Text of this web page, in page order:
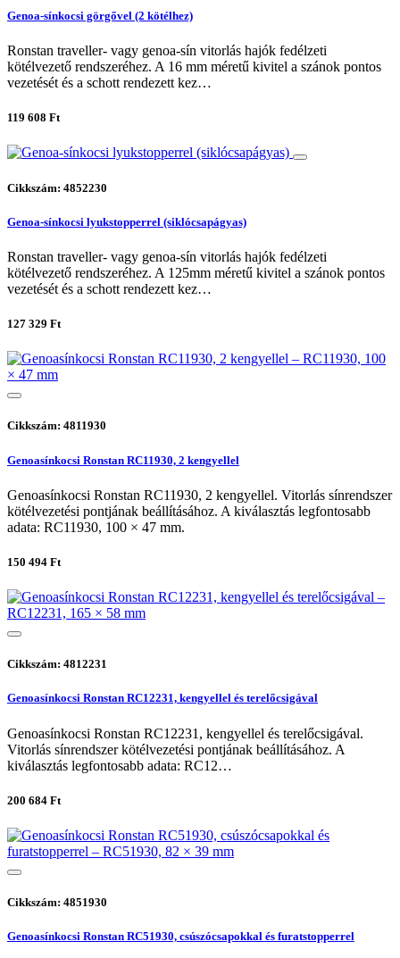
Genoa-sínkocsi görgővel (2 kötélhez)
Ronstan traveller- vagy genoa-sín vitorlás hajók fedélzeti
kötélvezető rendszeréhez. A 16 mm méretű kivitel a szánok pontos
vezetését és a schott rendezett kez…
119 608 Ft
Cikkszám: 4852230
Genoa-sínkocsi lyukstopperrel (siklócsapágyas)
Ronstan traveller- vagy genoa-sín vitorlás hajók fedélzeti
kötélvezető rendszeréhez. A 125mm méretű kivitel a szánok pontos
vezetését és a schott rendezett kez…
127 329 Ft
Cikkszám: 4811930
Genoasínkocsi Ronstan RC11930, 2 kengyellel
Genoasínkocsi Ronstan RC11930, 2 kengyellel. Vitorlás sínrendszer
kötélvezetési pontjának beállításához. A kiválasztás legfontosabb
adata: RC11930, 100 × 47 mm.
150 494 Ft
Cikkszám: 4812231
Genoasínkocsi Ronstan RC12231, kengyellel és terelőcsigával
Genoasínkocsi Ronstan RC12231, kengyellel és terelőcsigával.
Vitorlás sínrendszer kötélvezetési pontjának beállításához. A
kiválasztás legfontosabb adata: RC12…
200 684 Ft
Cikkszám: 4851930
Genoasínkocsi Ronstan RC51930, csúszócsapokkal és furatstopperrel